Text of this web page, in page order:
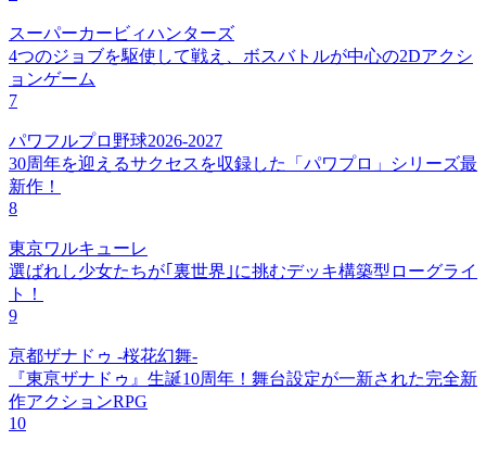
スーパーカービィハンターズ
4つのジョブを駆使して戦え、ボスバトルが中心の2Dアクシ
ョンゲーム
7
パワフルプロ野球2026-2027
30周年を迎えるサクセスを収録した「パワプロ」シリーズ最
新作！
8
東京ワルキューレ
選ばれし少女たちが｢裏世界｣に挑むデッキ構築型ローグライ
ト！
9
亰都ザナドゥ -桜花幻舞-
『東亰ザナドゥ』生誕10周年！舞台設定が一新された完全新
作アクションRPG
10